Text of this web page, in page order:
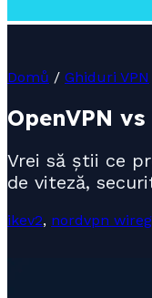
Domů / Ghiduri VPN
OpenVPN
Vrei să știi ce
de viteză,
ikev2, nordvpn